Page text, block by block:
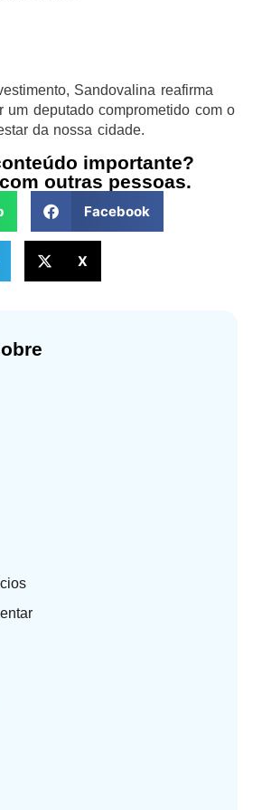
Sandovalina reafirma
um deputado comprometido com o
da nossa cidade.
importante?
outras pessoas.
Facebook
X